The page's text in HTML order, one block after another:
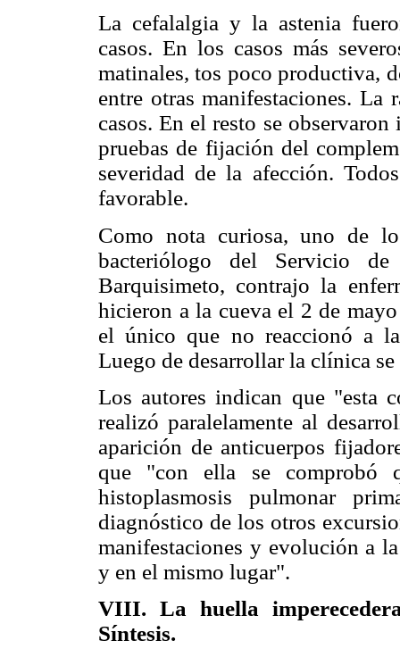
La cefalalgia y la astenia
casos. En los casos más
matinales, tos poco productiva,
entre otras manifestaciones.
casos. En el resto se
pruebas de fijación del
severidad de la afección.
favorable.
Como nota curiosa, uno de
bacteriólogo del Servicio
Barquisimeto, contrajo la
hicieron a la cueva el 2 de
el único que no reaccionó a
Luego de desarrollar la clínica
Los autores indican que "esta
realizó paralelamente al
aparición de anticuerpos
que "con ella se comprobó
histoplasmosis pulmonar
diagnóstico de los otros
manifestaciones y evolución a
y en el mismo lugar".
VIII. La huella
Síntesis.